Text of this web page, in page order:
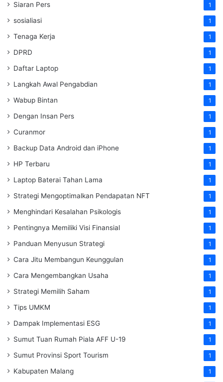
Siaran Pers 1
sosialiasi 1
Tenaga Kerja 1
DPRD 1
Daftar Laptop 1
Langkah Awal Pengabdian 1
Wabup Bintan 1
Dengan Insan Pers 1
Curanmor 1
Backup Data Android dan iPhone 1
HP Terbaru 1
Laptop Baterai Tahan Lama 1
Strategi Mengoptimalkan Pendapatan NFT 1
Menghindari Kesalahan Psikologis 1
Pentingnya Memiliki Visi Finansial 1
Panduan Menyusun Strategi 1
Cara Jitu Membangun Keunggulan 1
Cara Mengembangkan Usaha 1
Strategi Memilih Saham 1
Tips UMKM 1
Dampak Implementasi ESG 1
Sumut Tuan Rumah Piala AFF U-19 1
Sumut Provinsi Sport Tourism 1
Kabupaten Malang 1